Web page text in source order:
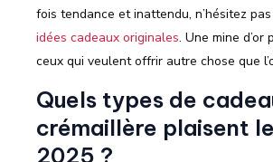
fois tendance et inattendu, n’hésitez
idées cadeaux originales. Une mine
ceux qui veulent offrir autre chose que
Quels types de
crémaillère plaisent
2025 ?